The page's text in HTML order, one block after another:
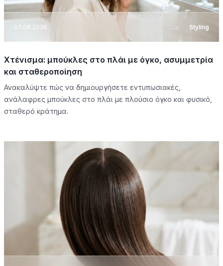
07.08.2026 Styling
Χτένισμα: μπούκλες στο πλάι με όγκο, ασυμμετρία
και σταθεροποίηση
Ανακαλύψτε πώς να δημιουργήσετε εντυπωσιακές,
ανάλαφρες μπούκλες στο πλάι με πλούσιο όγκο και φυσικό,
σταθερό κράτημα.